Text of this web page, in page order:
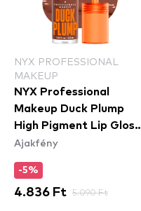
NYX PROFESSIONAL
MAKEUP
NYX Professional
Makeup Duck Plump
High Pigment Lip Gloss
- Mocha Me Crazy
Ajakfény
-5%
4.836 Ft 5.090 Ft